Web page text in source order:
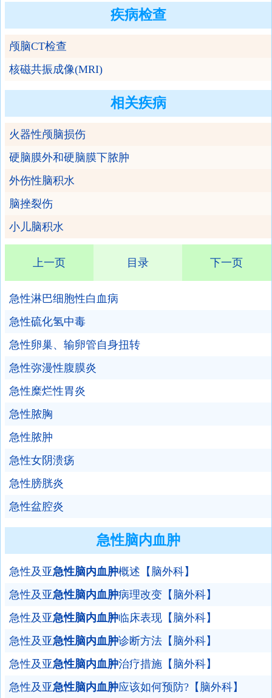
疾病检查
颅脑CT检查
核磁共振成像(MRI)
相关疾病
火器性颅脑损伤
硬脑膜外和硬脑膜下脓肿
外伤性脑积水
脑挫裂伤
小儿脑积水
上一页 目录 下一页
急性淋巴细胞性白血病
急性硫化氢中毒
急性卵巢、输卵管自身扭转
急性弥漫性腹膜炎
急性糜烂性胃炎
急性脓胸
急性脓肿
急性女阴溃疡
急性膀胱炎
急性盆腔炎
急性脑内血肿
急性及亚急性脑内血肿概述【脑外科】
急性及亚急性脑内血肿病理改变【脑外科】
急性及亚急性脑内血肿临床表现【脑外科】
急性及亚急性脑内血肿诊断方法【脑外科】
急性及亚急性脑内血肿治疗措施【脑外科】
急性及亚急性脑内血肿应该如何预防?【脑外科】